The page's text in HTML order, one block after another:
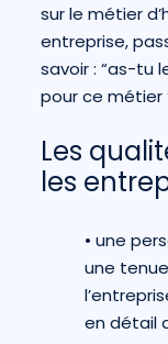
sur le métier
entreprise,
savoir : “as-tu
pour ce métier
Les
les
• une
une
en détail